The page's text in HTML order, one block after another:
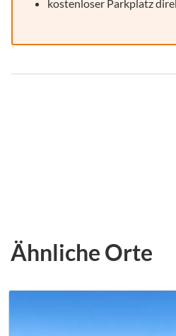
kostenloser Parkplatz
Ähnliche Orte